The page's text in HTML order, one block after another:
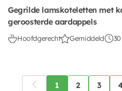
Gegrilde lamskoteletten met
geroosterde aardappels
Hoofdgerecht Gemiddeld
1 2 3